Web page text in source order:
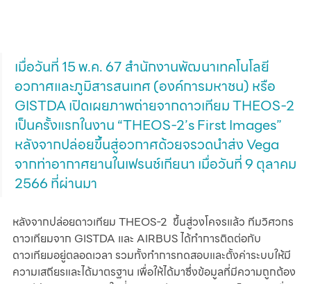
เมื่อวันที่ 15 พ.ค. 67 สำนักงานพัฒนาเทคโนโลยี
อวกาศและภูมิสารสนเทศ (องค์การมหาชน) หรือ
GISTDA เปิดเผยภาพถ่ายจากดาวเทียม THEOS-2
เป็นครั้งแรกในงาน “THEOS-2’s First Images”
หลังจากปล่อยขึ้นสู่อวกาศด้วยจรวดนำส่ง Vega
จากท่าอากาศยานในเฟรนช์เกียนา เมื่อวันที่ 9 ตุลาคม
2566 ที่ผ่านมา
หลังจากปล่อยดาวเทียม THEOS-2  ขึ้นสู่วงโคจรแล้ว ทีมวิศวกร
ดาวเทียมจาก GISTDA และ AIRBUS ได้ทำการติดต่อกับ
ดาวเทียมอยู่ตลอดเวลา รวมทั้งทำการทดสอบและตั้งค่าระบบให้มี
ความเสถียรและได้มาตรฐาน เพื่อให้ได้มาซึ่งข้อมูลที่มีความถูกต้อง